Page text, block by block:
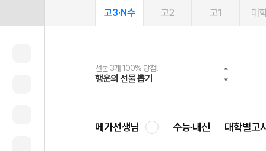
고3·N수 고2 고1 대
선물 3개 100% 당첨!
행운의 선물 뽑기
선물 100% 증정!
메가스터디 X 올리브
여름방학 스터디 캐시백
메가런 썸머스쿨
2027 러셀 단과
강사 공개선발
스마트러닝앱
설문 EVENT
메가패스
3일 무료 체험권
메가패스 수강생 무료혜택!
메가클럽 멤버십
사회공헌 캠페인
희망이룸 메가나눔
메가선생님 수능·내신 대학별고